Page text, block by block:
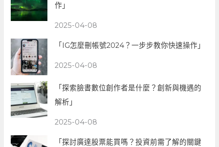
作」
2025-04-08
「IG怎麼刪帳號2024？一步步教你快速操作」
2025-04-08
「探索臉書數位創作者是什麼？創新與機遇的
解析」
2025-04-08
「探討廣達股票能買嗎？投資前需了解的關鍵